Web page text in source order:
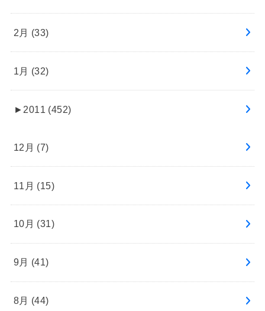
2月 (33)
1月 (32)
► 2011 (452)
12月 (7)
11月 (15)
10月 (31)
9月 (41)
8月 (44)